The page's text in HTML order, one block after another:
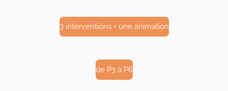
3 interventions + une animation
de P3 à P6